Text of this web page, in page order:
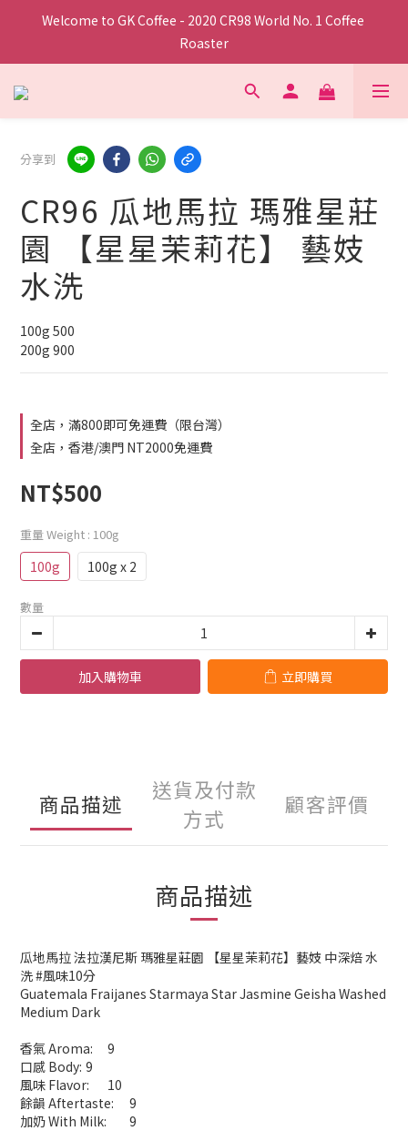
Welcome to GK Coffee - 2020 CR98 World No. 1 Coffee
Roaster
分享到
CR96 瓜地馬拉 瑪雅星莊
園 【星星茉莉花】 藝妓
水洗
100g 500
200g 900
全店，滿800即可免運費（限台灣）
全店，香港/澳門 NT2000免運費
NT$500
重量 Weight : 100g
100g 100g x 2
數量
加入購物車 立即購買
商品描述
送貨及付款
方式
顧客評價
商品描述
瓜地馬拉 法拉漢尼斯 瑪雅星莊園 【星星茉莉花】藝妓 中深焙 水
洗 #風味10分
Guatemala Fraijanes Starmaya Star Jasmine Geisha Washed
Medium Dark
香氣 Aroma:
9
口感 Body: 9
風味 Flavor:
10
餘韻 Aftertaste:
9
加奶 With Milk:
9